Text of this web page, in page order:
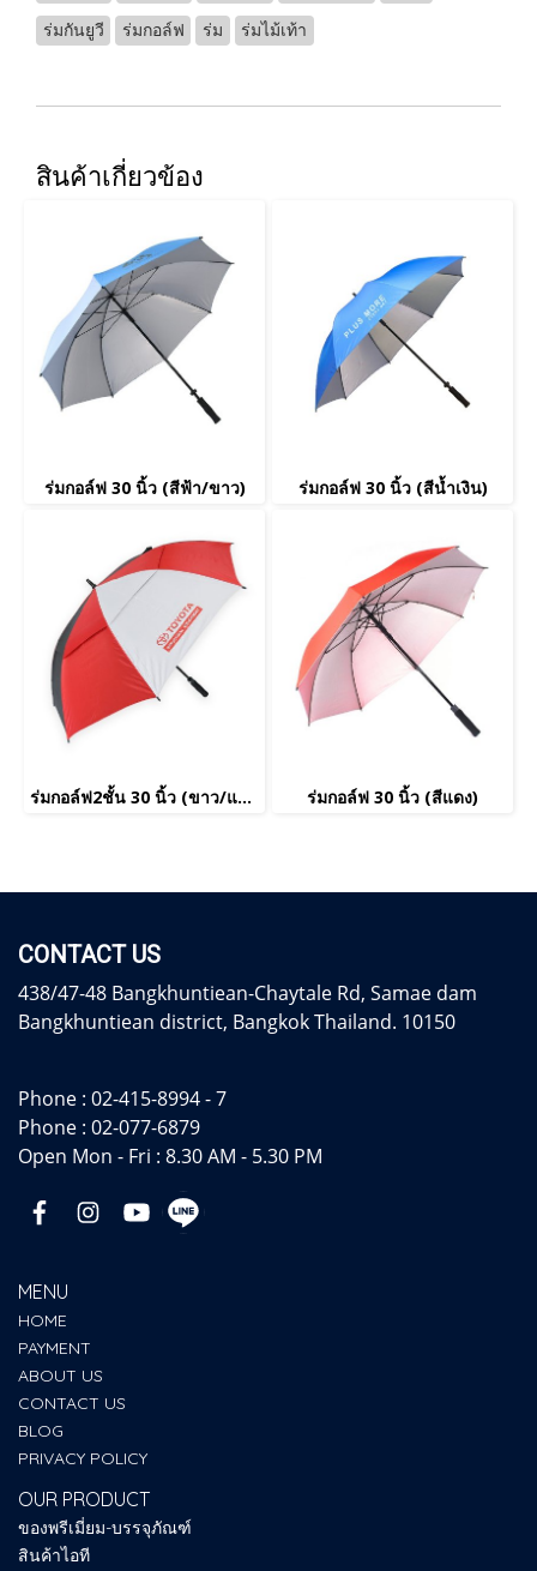
ร่มกันยูวี
ร่มกอล์ฟ ร่ม ร่มไม้เท้า
สินค้าเกี่ยวข้อง
ร่มกอล์ฟ 30 นิ้ว (สีฟ้า/ขาว) ร่มกอล์ฟ 30 นิ้ว (สีน้ำเงิน)
ร่มกอล์ฟ2ชั้น 30 นิ้ว (ขาว/แดง/ดำ) ร่มกอล์ฟ 30 นิ้ว (สีแดง)
CONTACT US
438/47-48 Bangkhuntiean-Chaytale Rd, Samae dam
Bangkhuntiean district, Bangkok Thailand. 10150
Phone : 02-415-8994 - 7
Phone : 02-077-6879
Open Mon - Fri : 8.30 AM - 5.30 PM
MENU
HOME
PAYMENT
ABOUT US
CONTACT US
BLOG
PRIVACY POLICY
OUR PRODUCT
ของพรีเมี่ยม-บรรจุภัณฑ์
สินค้าไอที